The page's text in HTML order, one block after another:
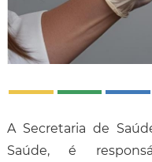
A Secretaria de
Saúde, é